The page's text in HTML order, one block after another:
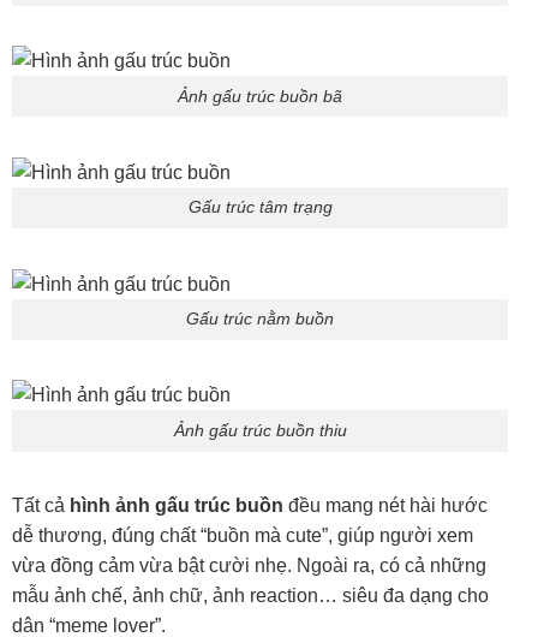
Ảnh gấu trúc buồn bã
Gấu trúc tâm trạng
Gấu trúc nằm buồn
Ảnh gấu trúc buồn thiu
Tất cả hình ảnh gấu trúc buồn đều mang nét hài hước
dễ thương, đúng chất “buồn mà cute”, giúp người xem
vừa đồng cảm vừa bật cười nhẹ. Ngoài ra, có cả những
mẫu ảnh chế, ảnh chữ, ảnh reaction… siêu đa dạng cho
dân “meme lover”.